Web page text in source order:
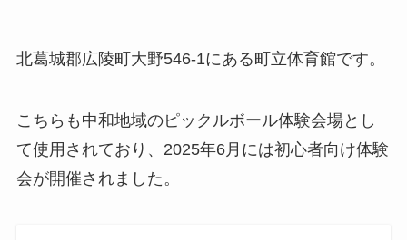
北葛城郡広陵町大野546-1にある町立体育館です。
こちらも中和地域のピックルボール体験会場とし
て使用されており、2025年6月には初心者向け体験
会が開催されました。